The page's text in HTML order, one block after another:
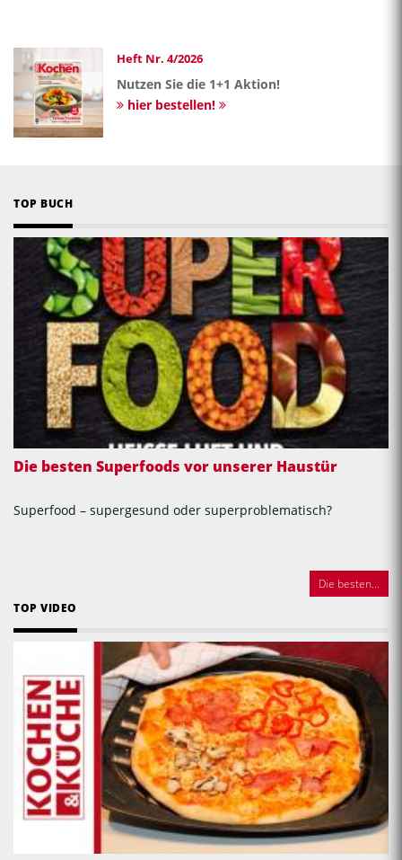
Heft Nr. 4/2026
Nutzen Sie die 1+1 Aktion!
hier bestellen!
TOP BUCH
Die besten Superfoods vor unserer Haustür
Superfood – supergesund oder superproblematisch?
Die besten...
TOP VIDEO